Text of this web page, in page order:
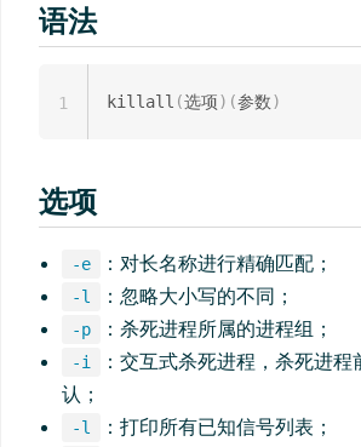
语法
killall (选项) (参数)
1
选项
-e ：对长名称进行精确匹配；
-l ：忽略大小写的不同；
-p ：杀死进程所属的进程组；
-i
：交互式杀死进程，杀死进程
认；
-l ：打印所有已知信号列表；